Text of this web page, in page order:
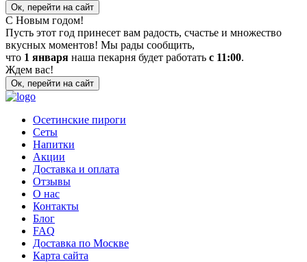
Ок, перейти на сайт
С Новым годом!
Пусть этот год принесет вам радость, счастье и множество
вкусных моментов! Мы рады сообщить,
что 1 января наша пекарня будет работать с 11:00.
Ждем вас!
Ок, перейти на сайт
Осетинские пироги
Сеты
Напитки
Акции
Доставка и оплата
Отзывы
О нас
Контакты
Блог
FAQ
Доставка по Москве
Карта сайта